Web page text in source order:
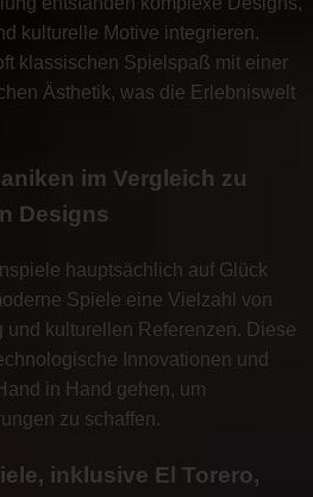
kulturelle Motive integrieren.
klassischen Spielspaß mit einer
Ästhetik, was die Erlebniswelt
im Vergleich zu
Designs
hauptsächlich auf Glück
Spiele eine Vielzahl von
und kulturellen Referenzen. Diese
Innovationen und
in Hand gehen, um
zu schaffen.
inklusive El Torero,